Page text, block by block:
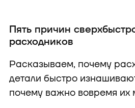
Пять причин
расходников
Расказываем, почему
детали быстро
почему важно вовремя их